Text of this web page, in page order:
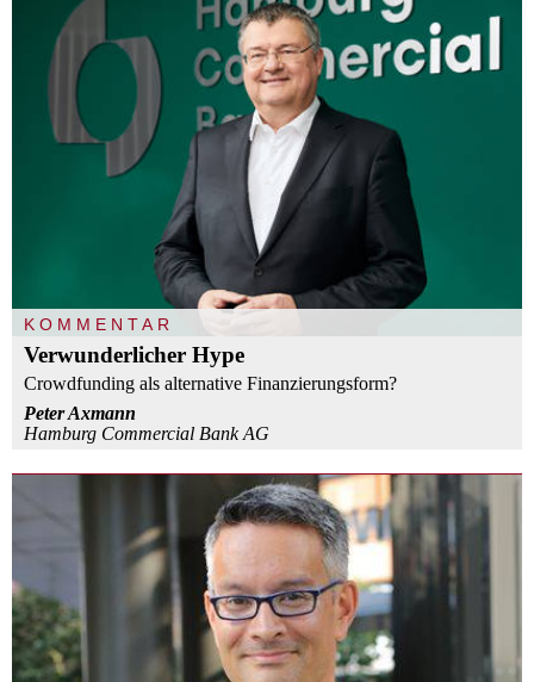
KOMMENTAR
Verwunderlicher Hype
Crowdfunding als alternative Finanzierungsform?
Peter Axmann
Hamburg Commercial Bank AG